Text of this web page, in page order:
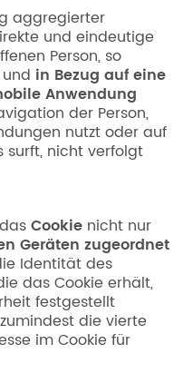
aggregierter
und eindeutige
Person, so
in Bezug auf eine
Anwendung
der Person,
nutzt oder auf
surft, nicht verfolgt
Cookie nicht nur
Geräten zugeordnet
Identität des
das Cookie erhält,
festgestellt
die vierte
im Cookie für